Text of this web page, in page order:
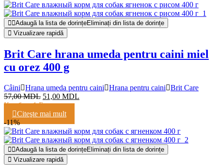
Adaugă la lista de dorințeEliminați din lista de dorințe
Vizualizare rapidă
Brit Care hrana umeda pentru caini miel
cu orez 400 g
Câini Hrana umeda pentru caini Hrana pentru caini
Brit Care
57,00MDL 51,00 MDL
Кешбэк:1 Балл
Citeşte mai mult
-11%
Adaugă la lista de dorințeEliminați din lista de dorințe
Vizualizare rapidă